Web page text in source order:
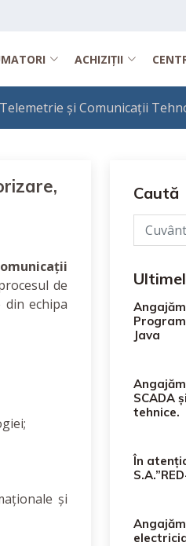
ACHIZIȚII
și Comunicații
de
echipa
și
Caută
Angajăm
Java
SCADA
tehnice.
În